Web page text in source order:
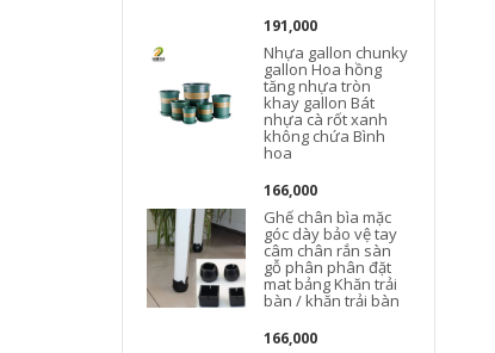
191,000
Nhựa gallon chunky
gallon Hoa hồng
tăng nhựa tròn
khay gallon Bát
nhựa cà rốt xanh
không chứa Bình
hoa
166,000
Ghế chân bìa mặc
góc dày bảo vệ tay
câm chân rắn sàn
gỗ phân phân đặt
mat bảng Khăn trải
bàn / khăn trải bàn
166,000